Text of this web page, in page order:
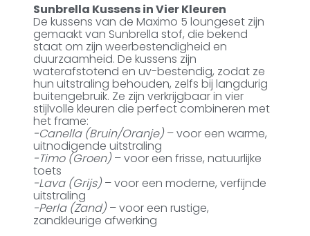
Sunbrella Kussens in Vier Kleuren
De kussens van de Maximo 5 loungeset zijn
gemaakt van Sunbrella stof, die bekend
staat om zijn weerbestendigheid en
duurzaamheid. De kussens zijn
waterafstotend en uv-bestendig, zodat ze
hun uitstraling behouden, zelfs bij langdurig
buitengebruik. Ze zijn verkrijgbaar in vier
stijlvolle kleuren die perfect combineren met
het frame:
-Canella (Bruin/Oranje) – voor een warme,
uitnodigende uitstraling
-Timo (Groen) – voor een frisse, natuurlijke
toets
-Lava (Grijs) – voor een moderne, verfijnde
uitstraling
-Perla (Zand) – voor een rustige,
zandkleurige afwerking